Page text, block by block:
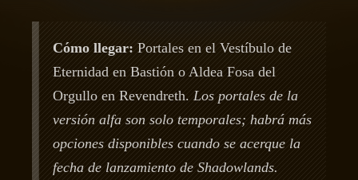
Cómo llegar: Portales en el Vestíbulo de
Eternidad en Bastión o Aldea Fosa del
Orgullo en Revendreth. Los portales de la
versión alfa son solo temporales; habrá más
opciones disponibles cuando se acerque la
fecha de lanzamiento de Shadowlands.